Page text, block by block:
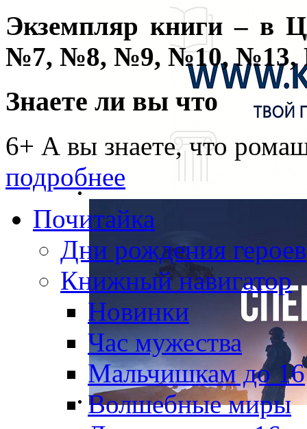
Экземпляр книги – в
№7, №8, №9, №10, №13,
Знаете ли вы что
6+ А вы знаете, что
подробнее
Почитайка
Дни рождения героев
Книжный навигатор
Новинки
Час мужества
Мальчишкам до 16
Волшебные миры